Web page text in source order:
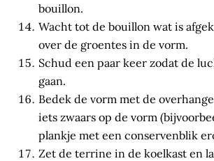
bouillon.
Wacht tot de bouillon wat is
over de groentes in de vorm.
Schud een paar keer zodat de
gaan.
Bedek de vorm met de
iets zwaars op de vorm
plankje met een conservenblik
Zet de terrine in de koelkast en